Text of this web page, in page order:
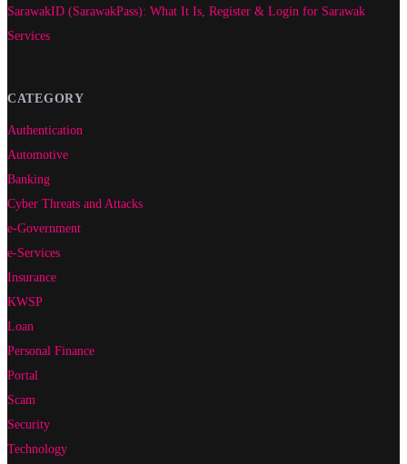
SarawakID (SarawakPass): What It Is, Register & Login for Sarawak
Services
CATEGORY
Authentication
Automotive
Banking
Cyber Threats and Attacks
e-Government
e-Services
Insurance
KWSP
Loan
Personal Finance
Portal
Scam
Security
Technology